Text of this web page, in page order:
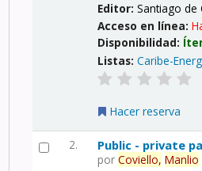
Editor:Santiago de
Acceso en línea:
Disponibilidad:
Listas: Caribe-
Hacer reserva
2. Public - private
porCoviello, Manlio